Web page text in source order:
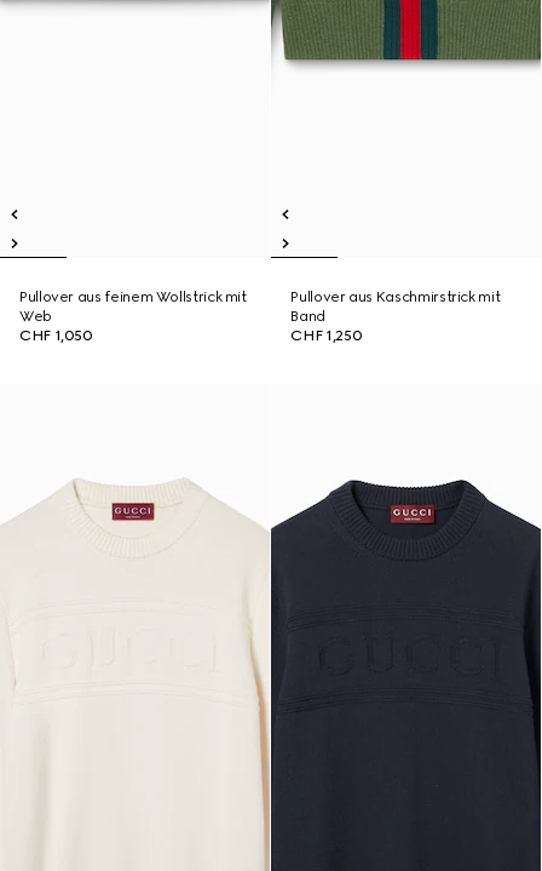
Pullover aus feinem Wollstrick mit
Web
CHF 1,050
Pullover aus Kaschmirstrick mit
Band
CHF 1,250